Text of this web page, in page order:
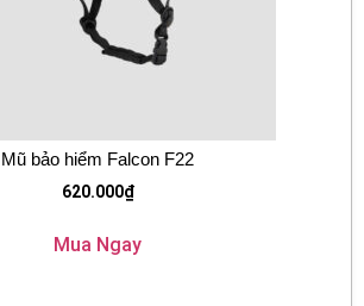
Mũ bảo hiểm Falcon F22
620.000₫
Mua Ngay